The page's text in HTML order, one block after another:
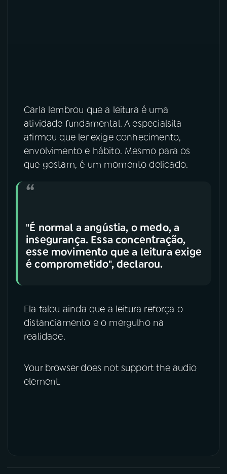
Carla lembrou que a leitura é uma
atividade fundamental. A especialsita
afirmou que ler exige conhecimento,
envolvimento e hábito. Mesmo para os
que gostam, é um momento delicado.
"É normal a angústia, o medo, a
insegurança. Essa concentração,
esse movimento que a leitura exige
é comprometido", declarou.
Ela falou ainda que a leitura reforça o
distanciamento e o mergulho na
realidade.
Your browser does not support the audio
element.